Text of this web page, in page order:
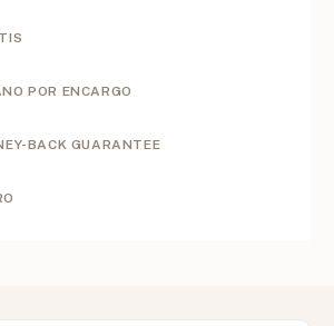
POR ENCARGO
BACK GUARANTEE